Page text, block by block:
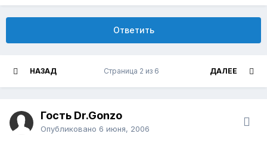
Ответить
НАЗАД ДАЛЕЕ
Страница 2 из 6
Гость Dr.Gonzo
Опубликовано 6 июня, 2006